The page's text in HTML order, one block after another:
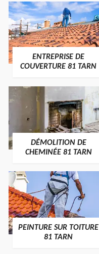
ENTREPRISE DE
COUVERTURE 81 TARN
DÉMOLITION DE
CHEMINÉE 81 TARN
PEINTURE SUR TOITURE
81 TARN